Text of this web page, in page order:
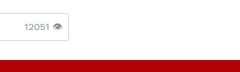
12051 👁️